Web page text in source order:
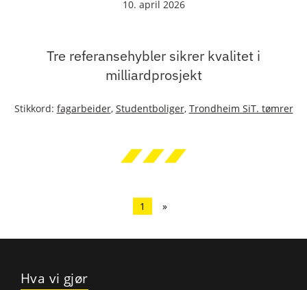
10. april 2026
Tre referansehybler sikrer kvalitet i
milliardprosjekt
Stikkord: fagarbeider, Studentboliger, Trondheim SiT. tømrer
1 »
Hva vi gjør